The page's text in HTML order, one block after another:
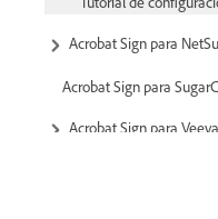
Acrobat Sign para
Acrobat Sign para
Acrobat Sign para